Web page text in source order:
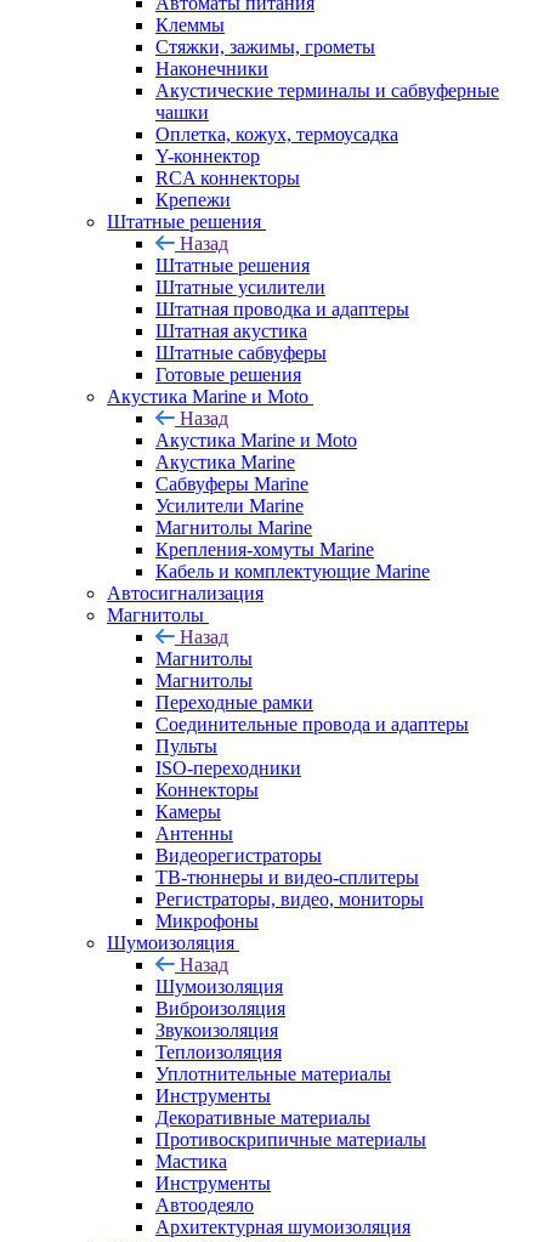
Клеммы
Стяжки, зажимы, грометы
Наконечники
Акустические терминалы и сабвуферные
чашки
Оплетка, кожух, термоусадка
Y-коннектор
RCA коннекторы
Крепежи
Штатные решения
Назад
Штатные решения
Штатные усилители
Штатная проводка и адаптеры
Штатная акустика
Штатные сабвуферы
Готовые решения
Акустика Marine и Moto
Назад
Акустика Marine и Moto
Акустика Marine
Сабвуферы Marine
Усилители Marine
Магнитолы Marine
Крепления-хомуты Marine
Кабель и комплектующие Marine
Автосигнализация
Магнитолы
Назад
Магнитолы
Магнитолы
Переходные рамки
Соединительные провода и адаптеры
Пульты
ISO-переходники
Коннекторы
Камеры
Антенны
Видеорегистраторы
ТВ-тюннеры и видео-сплитеры
Регистраторы, видео, мониторы
Микрофоны
Шумоизоляция
Назад
Шумоизоляция
Виброизоляция
Звукоизоляция
Теплоизоляция
Уплотнительные материалы
Инструменты
Декоративные материалы
Противоскрипичные материалы
Мастика
Инструменты
Автоодеяло
Архитектурная шумоизоляция